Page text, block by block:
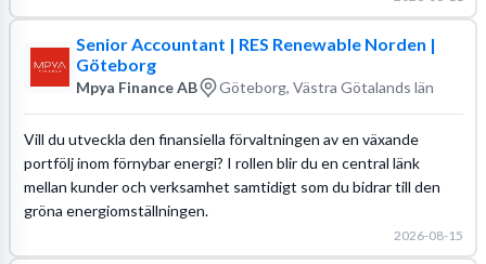
Senior Accountant | RES Renewable Norden |
Göteborg
Mpya Finance AB Göteborg, Västra Götalands län
Vill du utveckla den finansiella förvaltningen av en växande
portfölj inom förnybar energi? I rollen blir du en central länk
mellan kunder och verksamhet samtidigt som du bidrar till den
gröna energiomställningen.
2026-08-15